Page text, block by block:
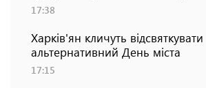
17:38
Харків'ян кличуть відсвяткувати
альтернативний День міста
17:15